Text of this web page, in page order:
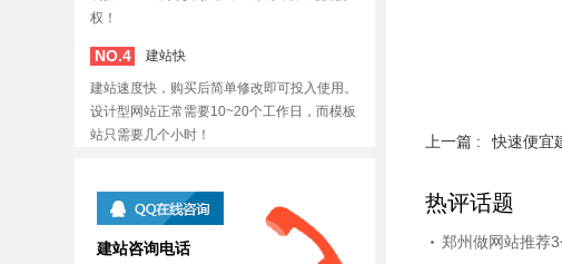
权！
NO.4 建站快
建站速度快，购买后简单修改即可投入使用。
设计型网站正常需要10~20个工作日，而模板
站只需要几个小时！
建站咨询电话
上一篇 : 快速便宜
热评话题
郑州做网站推荐